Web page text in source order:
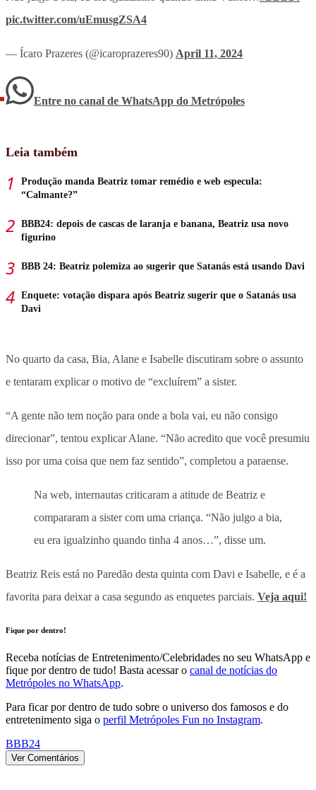
pic.twitter.com/uEmusgZSA4
— Ícaro Prazeres (@icaroprazeres90) April 11, 2024
Entre no canal de WhatsApp do Metrópoles
Leia também
Produção manda Beatriz tomar remédio e web especula:
“Calmante?”
BBB24: depois de cascas de laranja e banana, Beatriz usa novo
figurino
BBB 24: Beatriz polemiza ao sugerir que Satanás está usando Davi
Enquete: votação dispara após Beatriz sugerir que o Satanás usa
Davi
No quarto da casa, Bia, Alane e Isabelle discutiram sobre o assunto
e tentaram explicar o motivo de “excluírem” a sister.
“A gente não tem noção para onde a bola vai, eu não consigo
direcionar”, tentou explicar Alane. “Não acredito que você presumiu
isso por uma coisa que nem faz sentido”, completou a paraense.
Na web, internautas criticaram a atitude de Beatriz e
compararam a sister com uma criança. “Não julgo a bia,
eu era igualzinho quando tinha 4 anos…”, disse um.
Beatriz Reis está no Paredão desta quinta com Davi e Isabelle, e é a
favorita para deixar a casa segundo as enquetes parciais. Veja aqui!
Fique por dentro!
Receba notícias de Entretenimento/Celebridades no seu WhatsApp e
fique por dentro de tudo! Basta acessar o canal de notícias do
Metrópoles no WhatsApp.
Para ficar por dentro de tudo sobre o universo dos famosos e do
entretenimento siga o perfil Metrópoles Fun no Instagram.
BBB24
Ver Comentários